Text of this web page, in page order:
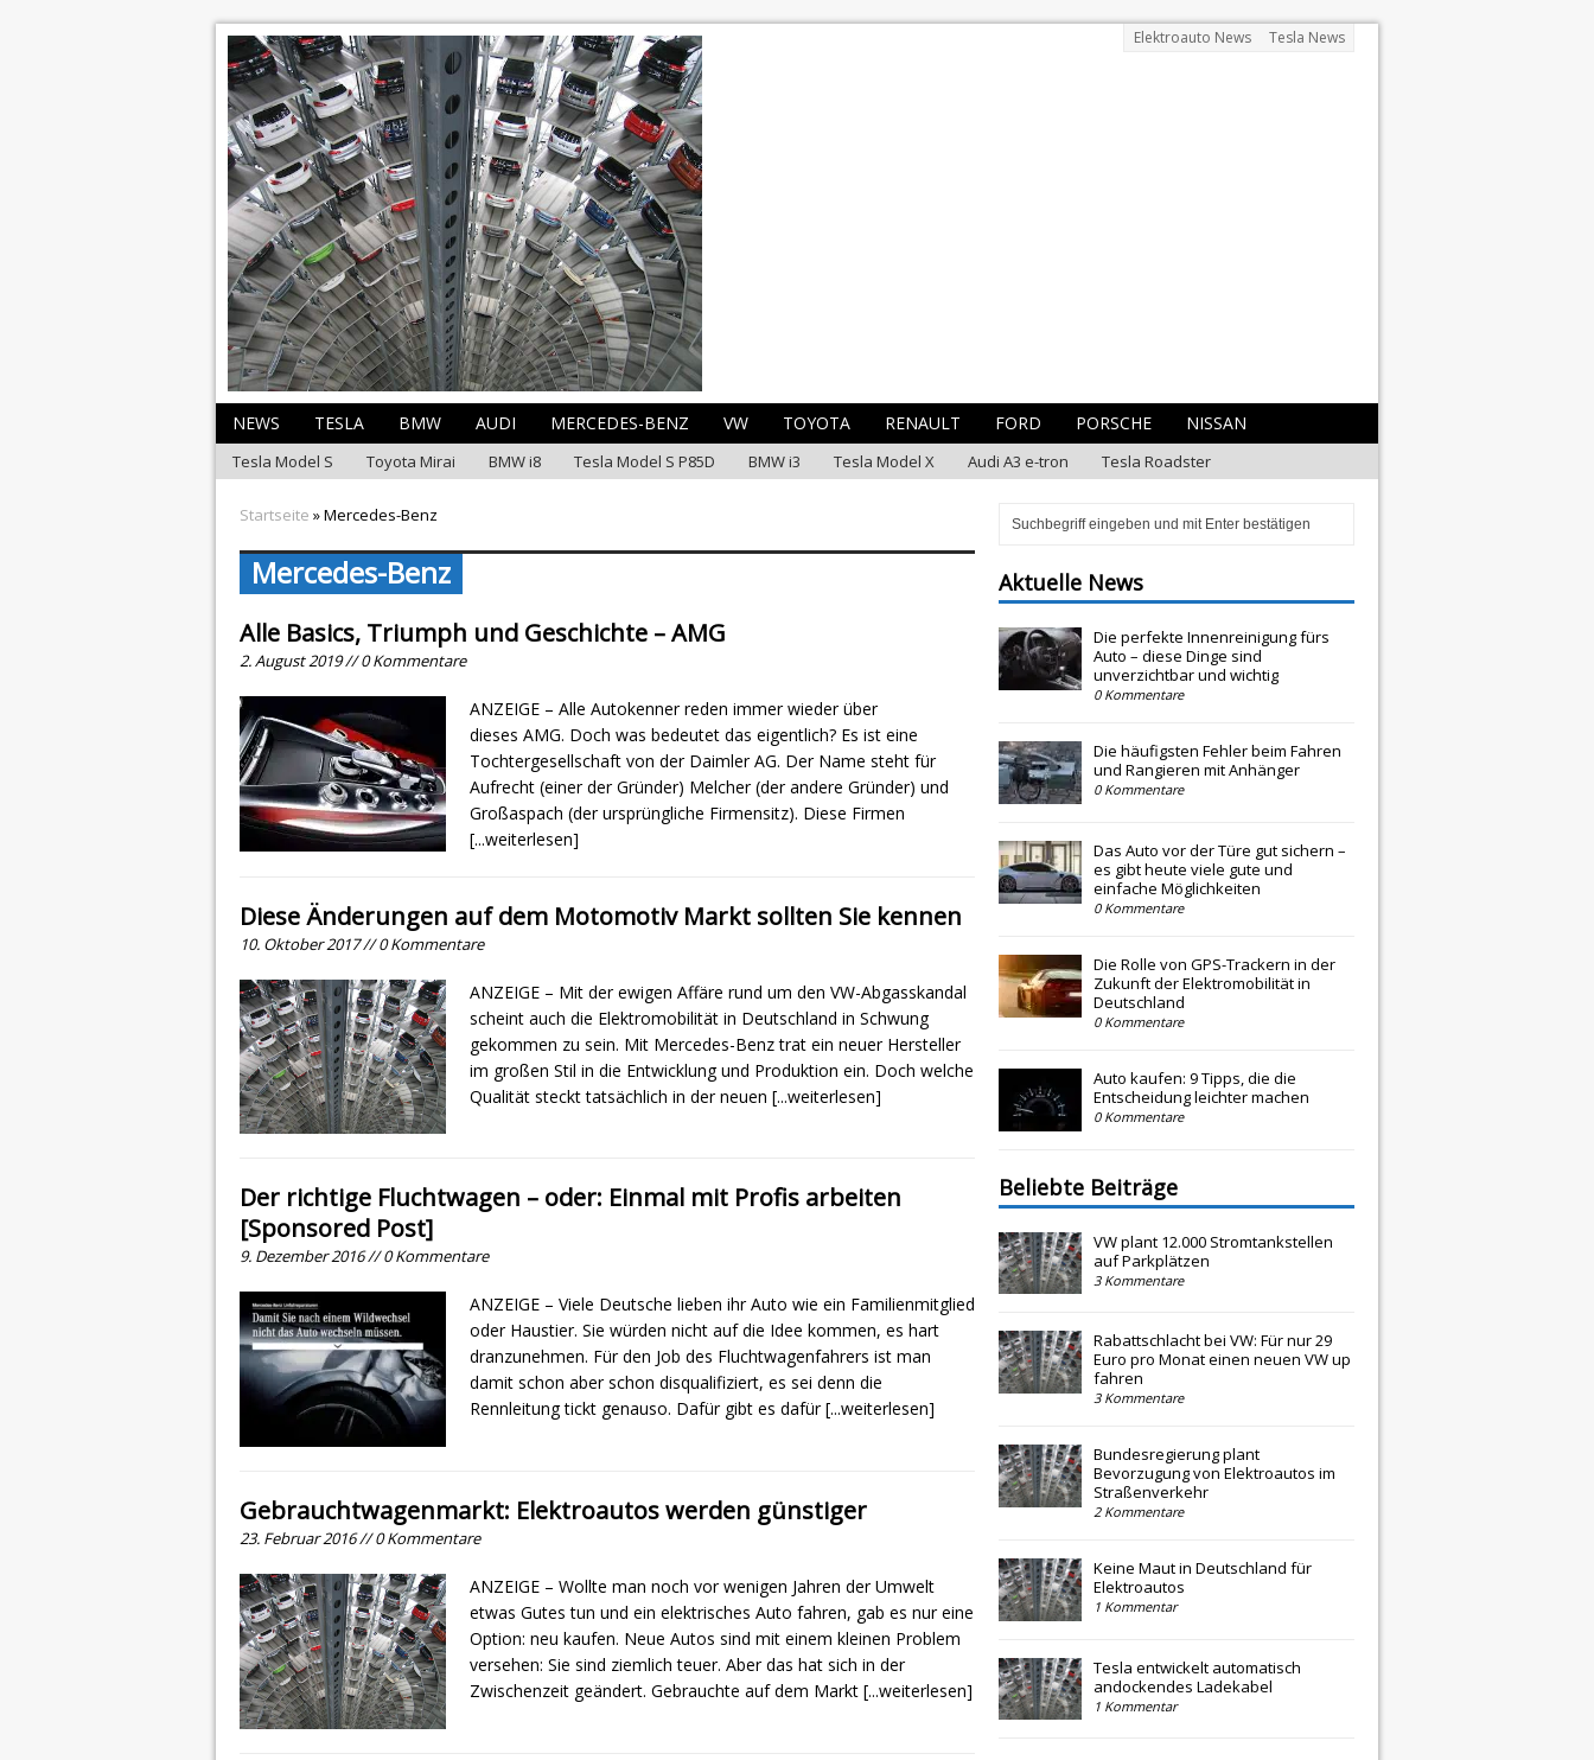
Elektroauto News Tesla News
NEWS TESLA BMW AUDI MERCEDES-BENZ VW TOYOTA RENAULT FORD PORSCHE NISSAN
Tesla Model S Toyota Mirai BMW i8 Tesla Model S P85D BMW i3 Tesla Model X Audi A3 e-tron Tesla Roadster
Startseite » Mercedes-Benz
Mercedes-Benz
Alle Basics, Triumph und Geschichte – AMG
2. August 2019 // 0 Kommentare
ANZEIGE – Alle Autokenner reden immer wieder über
dieses AMG. Doch was bedeutet das eigentlich? Es ist eine
Tochtergesellschaft von der Daimler AG. Der Name steht für
Aufrecht (einer der Gründer) Melcher (der andere Gründer) und
Großaspach (der ursprüngliche Firmensitz). Diese Firmen
[...weiterlesen]
Diese Änderungen auf dem Motomotiv Markt sollten Sie kennen
10. Oktober 2017 // 0 Kommentare
ANZEIGE – Mit der ewigen Affäre rund um den VW-Abgasskandal
scheint auch die Elektromobilität in Deutschland in Schwung
gekommen zu sein. Mit Mercedes-Benz trat ein neuer Hersteller
im großen Stil in die Entwicklung und Produktion ein. Doch welche
Qualität steckt tatsächlich in der neuen [...weiterlesen]
Der richtige Fluchtwagen – oder: Einmal mit Profis arbeiten
[Sponsored Post]
9. Dezember 2016 // 0 Kommentare
ANZEIGE – Viele Deutsche lieben ihr Auto wie ein Familienmitglied
oder Haustier. Sie würden nicht auf die Idee kommen, es hart
dranzunehmen. Für den Job des Fluchtwagenfahrers ist man
damit schon aber schon disqualifiziert, es sei denn die
Rennleitung tickt genauso. Dafür gibt es dafür[...weiterlesen]
Gebrauchtwagenmarkt: Elektroautos werden günstiger
23. Februar 2016 // 0 Kommentare
ANZEIGE – Wollte man noch vor wenigen Jahren der Umwelt
etwas Gutes tun und ein elektrisches Auto fahren, gab es nur eine
Option: neu kaufen. Neue Autos sind mit einem kleinen Problem
versehen: Sie sind ziemlich teuer. Aber das hat sich in der
Zwischenzeit geändert. Gebrauchte auf dem Markt [...weiterlesen]
Aktuelle News
Die perfekte Innenreinigung fürs
Auto – diese Dinge sind
unverzichtbar und wichtig
0 Kommentare
Die häufigsten Fehler beim Fahren
und Rangieren mit Anhänger
0 Kommentare
Das Auto vor der Türe gut sichern –
es gibt heute viele gute und
einfache Möglichkeiten
0 Kommentare
Die Rolle von GPS-Trackern in der
Zukunft der Elektromobilität in
Deutschland
0 Kommentare
Auto kaufen: 9 Tipps, die die
Entscheidung leichter machen
0 Kommentare
Beliebte Beiträge
VW plant 12.000 Stromtankstellen
auf Parkplätzen
3 Kommentare
Rabattschlacht bei VW: Für nur 29
Euro pro Monat einen neuen VW up
fahren
3 Kommentare
Bundesregierung plant
Bevorzugung von Elektroautos im
Straßenverkehr
2 Kommentare
Keine Maut in Deutschland für
Elektroautos
1 Kommentar
Tesla entwickelt automatisch
andockendes Ladekabel
1 Kommentar